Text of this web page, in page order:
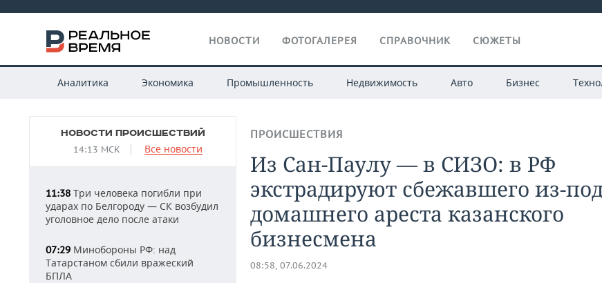
НОВОСТИ ФОТОГАЛЕРЕЯ СПРАВОЧНИК СЮЖЕТЫ
Аналитика Экономика Промышленность Недвижимость Авто Бизнес
НОВОСТИ ПРОИСШЕСТВИЙ
14:13 МСК Все новости
11:38 Три человека погибли при
ударах по Белгороду — СК возбудил
уголовное дело после атаки
07:29 Минобороны РФ: над
Татарстаном сбили вражеский
БПЛА
ПРОИСШЕСТВИЯ
Из Сан-Паулу — в СИЗО: в РФ
экстрадируют сбежавшего из-
домашнего ареста казанского
бизнесмена
08:58, 07.06.2024